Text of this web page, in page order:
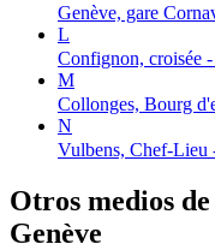
Genève, gare
L
Confignon, croisée
M
Collonges, Bourg
N
Vulbens, Chef-Lieu
Otros medios
Genève